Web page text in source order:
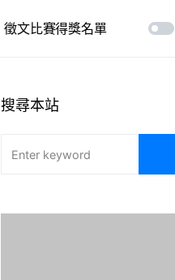
徵文比賽得獎名單
搜尋本站